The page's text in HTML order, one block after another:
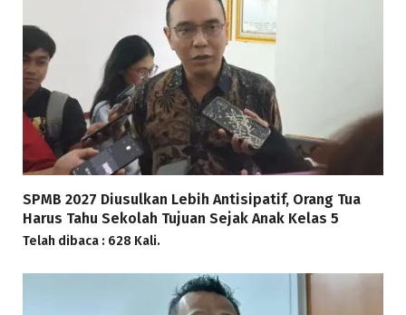
SPMB 2027 Diusulkan Lebih Antisipatif, Orang Tua
Harus Tahu Sekolah Tujuan Sejak Anak Kelas 5
Telah dibaca : 628 Kali.